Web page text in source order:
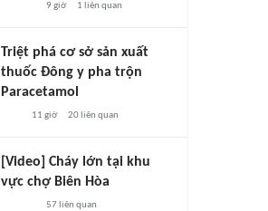
9 giờ 1 liên quan
Triệt phá cơ sở sản xuất
thuốc Đông y pha trộn
Paracetamol
11 giờ 20liên quan
[Video] Cháy lớn tại khu
vực chợ Biên Hòa
57liên quan